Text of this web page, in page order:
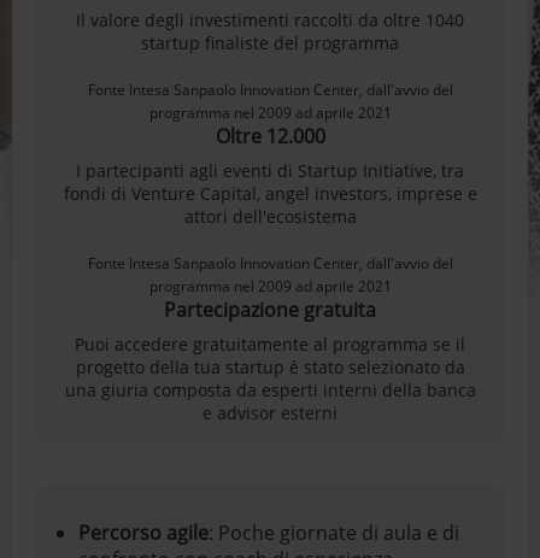
Il valore degli investimenti raccolti da oltre 1040
startup finaliste del programma
Fonte Intesa Sanpaolo Innovation Center, dall'avvio del
programma nel 2009 ad aprile 2021
Oltre 12.000
I partecipanti agli eventi di Startup Initiative, tra
fondi di Venture Capital, angel investors, imprese e
attori dell'ecosistema
Fonte Intesa Sanpaolo Innovation Center, dall'avvio del
programma nel 2009 ad aprile 2021
Partecipazione gratuita
Puoi accedere gratuitamente al programma se il
progetto della tua startup è stato selezionato da
una giuria composta da esperti interni della banca
e advisor esterni
Percorso agile: Poche giornate di aula e di